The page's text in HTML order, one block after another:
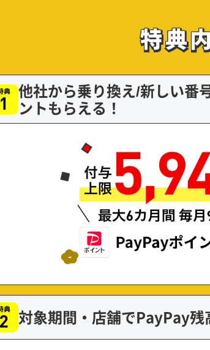
特典
特典
他社から乗り換え/新しい番
ントもらえる！
対象期間・店舗でPayPay残